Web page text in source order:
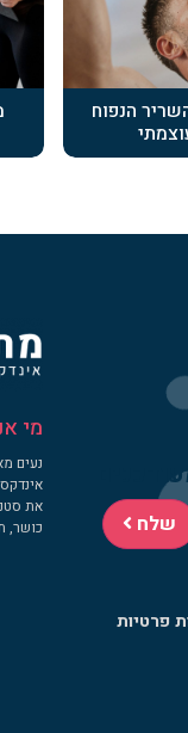
הנפוח
שלח
פרטיות
מי
נעים
את
כושר,